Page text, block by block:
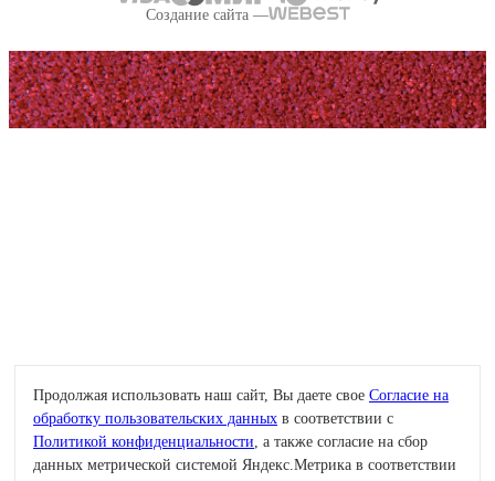
Создание сайта —
Продолжая использовать наш сайт, Вы даете свое Согласие на
обработку пользовательских данных в соответствии с
Политикой конфиденциальности, а также согласие на сбор
данных метрической системой Яндекс.Метрика в соответствии